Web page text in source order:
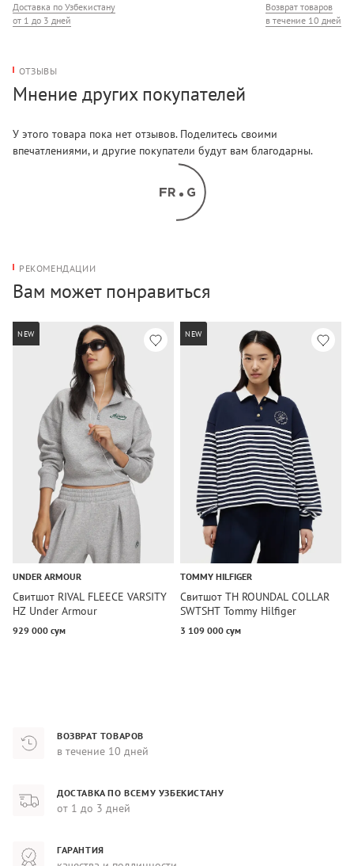
Доставка по Узбекистану
от 1 до 3 дней
Возврат товаров
в течение 10 дней
ОТЗЫВЫ
Мнение других покупателей
У этого товара пока нет отзывов. Поделитесь своими
впечатлениями, и другие покупатели будут вам благодарны.
РЕКОМЕНДАЦИИ
Вам может понравиться
NEW
UNDER ARMOUR
Свитшот RIVAL FLEECE VARSITY
HZ Under Armour
929 000 сум
NEW
TOMMY HILFIGER
Свитшот TH ROUNDAL COLLAR
SWTSHT Tommy Hilfiger
3 109 000 сум
ВОЗВРАТ ТОВАРОВ
в течение 10 дней
ДОСТАВКА ПО ВСЕМУ УЗБЕКИСТАНУ
от 1 до 3 дней
ГАРАНТИЯ